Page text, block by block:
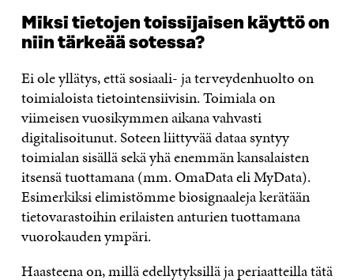
Miksi tietojen toissijaisen käyttö on
niin tärkeää sotessa?
Ei ole yllätys, että sosiaali- ja terveydenhuolto on
toimialoista tietointensiivisin. Toimiala on
viimeisen vuosikymmen aikana vahvasti
digitalisoitunut. Soteen liittyvää dataa syntyy
toimialan sisällä sekä yhä enemmän kansalaisten
itsensä tuottamana (mm. OmaData eli MyData).
Esimerkiksi elimistömme biosignaaleja kerätään
tietovarastoihin erilaisten anturien tuottamana
vuorokauden ympäri.
Haasteena on, millä edellytyksillä ja periaatteilla tätä